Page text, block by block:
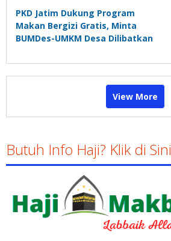
PKD Jatim Dukung Program
Makan Bergizi Gratis, Minta
BUMDes-UMKM Desa Dilibatkan
View More
Butuh Info Haji? Klik di Sini